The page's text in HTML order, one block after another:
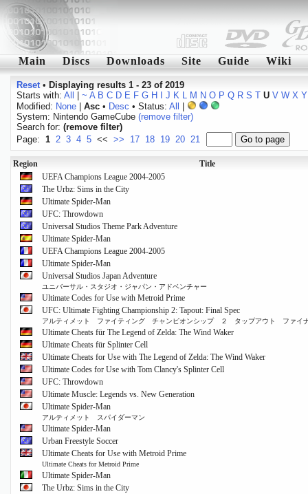
Main Discs Downloads Site Guide Wiki
Reset• Displaying results 1 - 23 of 2019
Starts with: All ~ A B C D E F G H J K L M N O P Q R S T U V W X Y
Modified: None| Asc• Desc • Status: All
System: Nintendo GameCube (remove filter)
Search for: (remove filter)
Page: 1 2 3 4 5 << >> 17 18 19 20 21
Region
Title
UEFA Champions League 2004-2005
The Urbz: Sims in the City
Ultimate Spider-Man
UFC: Throwdown
Universal Studios Theme Park Adventure
Ultimate Spider-Man
UEFA Champions League 2004-2005
Ultimate Spider-Man
Universal Studios Japan Adventure
ユニバーサル・スタジオ・ジャパン・アドベンチャー
Ultimate Codes for Use with Metroid Prime
UFC: Ultimate Fighting Championship 2: Tapout: Final Spec
アルティメット ファイティング チャンピオンシップ ２ タップアウト ファイ
Ultimate Cheats für The Legend of Zelda: The Wind Waker
Ultimate Cheats für Splinter Cell
Ultimate Cheats for Use with The Legend of Zelda: The Wind Waker
Ultimate Codes for Use with Tom Clancy's Splinter Cell
UFC: Throwdown
Ultimate Muscle: Legends vs. New Generation
Ultimate Spider-Man
アルティメット スパイダーマン
Ultimate Spider-Man
Urban Freestyle Soccer
Ultimate Cheats for Use with Metroid Prime
Ultimate Cheats for Metroid Prime
Ultimate Spider-Man
The Urbz: Sims in the City